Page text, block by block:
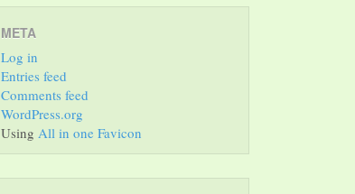
META
Log in
Entries feed
Comments feed
WordPress.org
Using All in one Favicon